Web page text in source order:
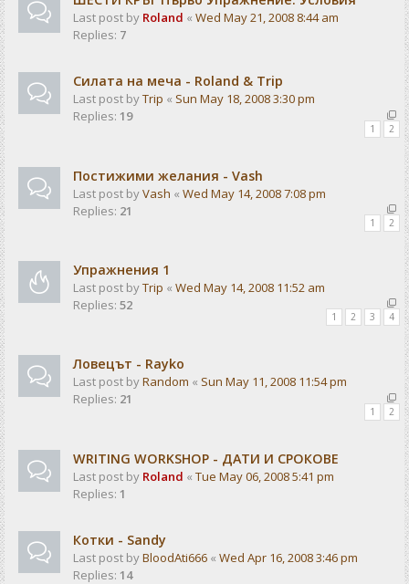
Last post by Roland « Wed May 21, 2008 8:44 am
Replies: 7
Силата на меча - Roland & Trip
Last post byTrip « Sun May 18, 2008 3:30 pm
Replies: 19
1 2
Постижими желания - Vash
Last post byVash « Wed May 14, 2008 7:08 pm
Replies: 21
1 2
Упражнения 1
Last post byTrip « Wed May 14, 2008 11:52 am
Replies: 52
1 2 3 4
Ловецът - Rayko
Last post byRandom « Sun May 11, 2008 11:54 pm
Replies: 21
1 2
WRITING WORKSHOP - ДАТИ И СРОКОВЕ
Last post by Roland « Tue May 06, 2008 5:41 pm
Replies: 1
Котки - Sandy
Last post byBloodAti666 « Wed Apr 16, 2008 3:46 pm
Replies: 14